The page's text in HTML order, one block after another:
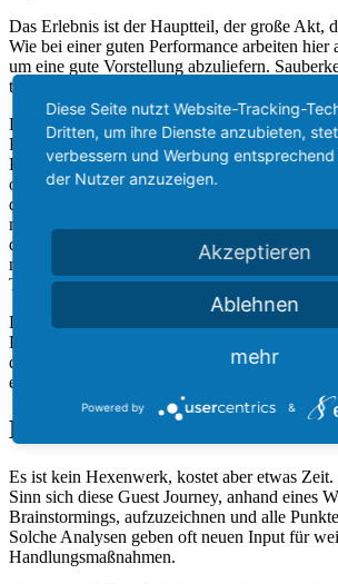
Das Erlebnis ist der Hauptteil, der große Akt,
Wie bei einer guten Performance arbeiten hier
um eine gute Vorstellung abzuliefern.
tolle Interaktionen, großartige Momente.
Die Abfahrt ist ein kritischer Moment, denn
Freizeitattraktion kann es passieren, dass man
Handeln den komplett gut gewonnenen
oder defekte sanitäre Anlagen, schlechtes
demotivierte Mitarbeiter:innen nach einem
nahezu perfekten Tag in den Schatten stellen.
dieser Aspekt gut beleuchtet und hinterfragt
nach einem Tag voller Spaß ein wenig Reue
Tag schon vorbei ist.
Das Nach-Erlebnis ist gerade aus
Durch Mailings, gezielte Werbung oder
das erlebte Erlebnis noch länger im Gedächtnis
einem Wiederholungsbesuch zu motivieren.
Durchspielen & Ableiten
Es ist kein Hexenwerk, kostet aber etwas Zeit.
Sinn sich diese Guest Journey, anhand eines
Brainstormings, aufzuzeichnen und alle
Solche Analysen geben oft neuen Input für
Handlungsmaßnahmen.
Diese Seite nutzt Website-Tracking-
Dritten, um ihre Dienste anzubieten,
verbessern und Werbung
der Nutzer anzuzeigen.
Akzeptieren
Ablehnen
mehr
Powered by &